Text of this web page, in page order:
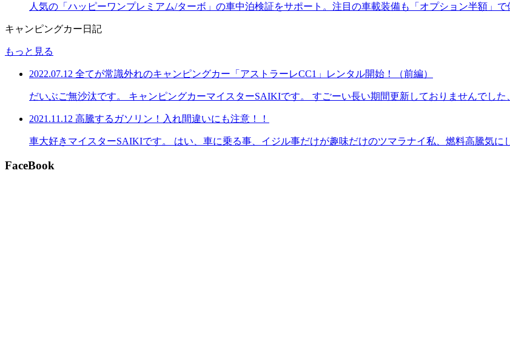
人気の「ハッピーワンプレミアム/ターボ」の車中泊検証をサポート。注目の車載装備も「オプション半額」で
キャンピングカー日記
もっと見る
2022.07.12 全てが常識外れのキャンピングカー「アストラーレCC1」レンタル開始！（前編）
だいぶご無沙汰です。 キャンピングカーマイスターSAIKIです。 すごーい長い期間更新しておりませんでした
2021.11.12 高騰するガソリン！入れ間違いにも注意！！
車大好きマイスターSAIKIです。 はい、車に乗る事、イジル事だけが趣味だけのツマラナイ私、燃料高騰気に
FaceBook